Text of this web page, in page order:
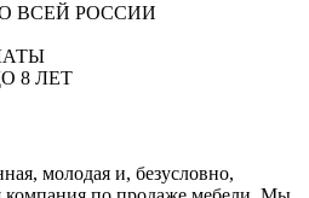
ВСЕЙ РОССИИ
8 ЛЕТ
молодая и, безусловно,